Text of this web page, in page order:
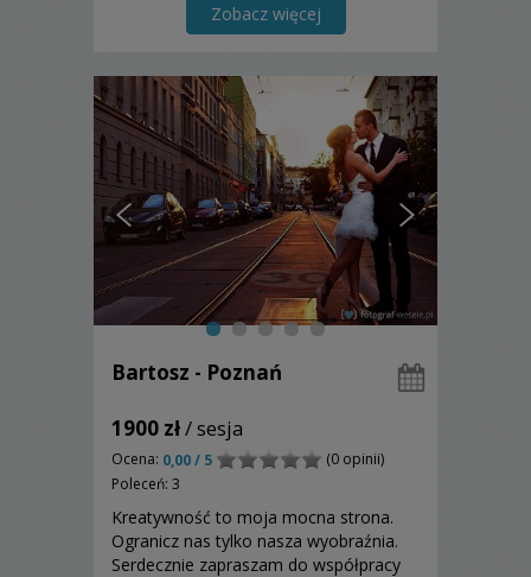
Zobacz więcej
Bartosz - Poznań
1900 zł/ sesja
Ocena: 0,00 / 5
(0 opinii)
Poleceń: 3
Kreatywność to moja mocna strona.
Ogranicz nas tylko nasza wyobraźnia.
Serdecznie zapraszam do współpracy